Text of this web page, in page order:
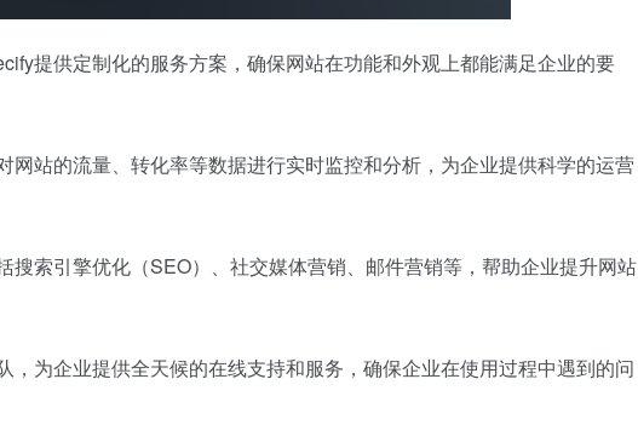
提供定制化的服务方案，确保网站在功能和外观上都能满足企业的要
站的流量、转化率等数据进行实时监控和分析，为企业提供科学的运营
搜索引擎优化（SEO）、社交媒体营销、邮件营销等，帮助企业提升网站
为企业提供全天候的在线支持和服务，确保企业在使用过程中遇到的问